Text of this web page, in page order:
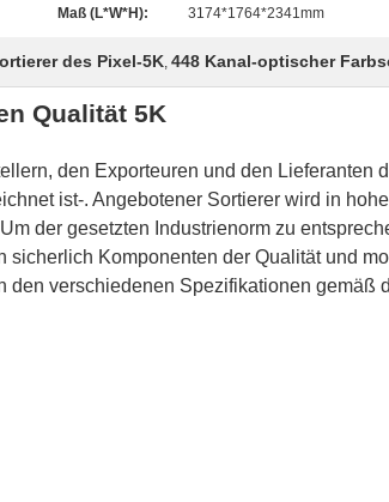
Maß (L*W*H): 3174*1764*2341mm
des Pixel-5K, 448 Kanal-optischer
Qualität 5K
den Exporteuren und den Lieferanten
ist-. Angebotener Sortierer wird in
der gesetzten Industrienorm zu
Komponenten der Qualität und
verschiedenen Spezifikationen gemäß